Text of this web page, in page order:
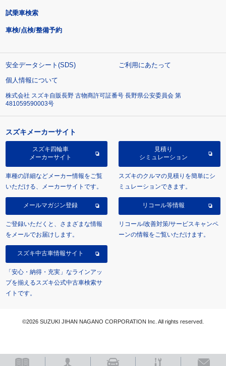
試乗車検索
車検/点検/整備予約
安全データシート(SDS)
ご利用にあたって
個人情報について
株式会社 スズキ自販長野 古物商許可証番号 長野県公安委員会 第
481059590003号
スズキメーカーサイト
スズキ四輪車
メーカーサイト
車種の詳細などメーカー情報をご覧
いただける、メーカーサイトです。
見積り
シミュレーション
スズキのクルマの見積りを簡単にシ
ミュレーションできます。
メールマガジン登録
ご登録いただくと、さまざまな情報
をメールでお届けします。
リコール等情報
リコール/改善対策/サービスキャンペ
ーンの情報をご覧いただけます。
スズキ中古車情報サイト
「安心・納得・充実」なラインアッ
プを揃えるスズキ公式中古車検索サ
イトです。
©2026 SUZUKI JIHAN NAGANO CORPORATION Inc. All rights reserved.